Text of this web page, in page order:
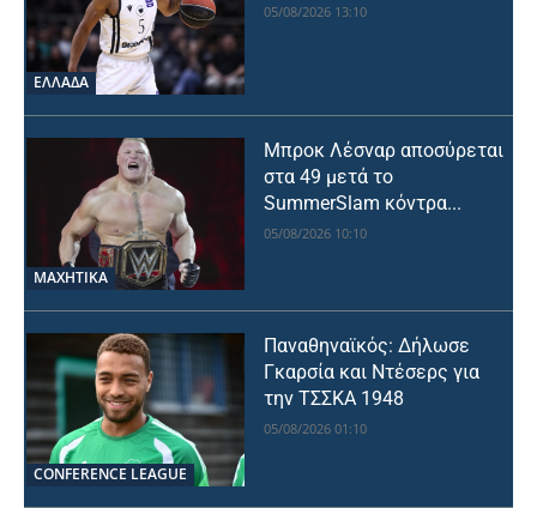
ΕΛΛΑΔΑ
05/08/2026 13:10
ΜΑΧΗΤΙΚΑ
Μπροκ Λέσναρ αποσύρεται
στα 49 μετά το
SummerSlam κόντρα...
05/08/2026 10:10
CONFERENCE LEAGUE
Παναθηναϊκός: Δήλωσε
Γκαρσία και Ντέσερς για
την ΤΣΣΚΑ 1948
05/08/2026 01:10